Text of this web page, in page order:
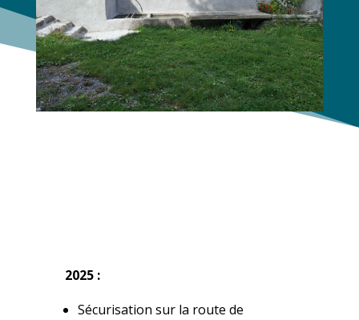
2025 :
Sécurisation sur la route de